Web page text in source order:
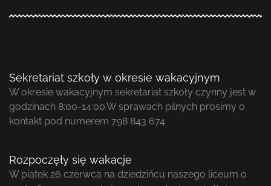
Sekretariat szkoły w okresie wakacyjnym
W okresie wakacyjnym sekretariat szkoły czynny jest w
godzinach 8:00-14:00.W sprawach pilnych prosimy o
kontakt pod numerem 798 843 674
Rozpoczęły się wakacje
W piątek 26 czerwca na dziedzińcu naszego liceum o